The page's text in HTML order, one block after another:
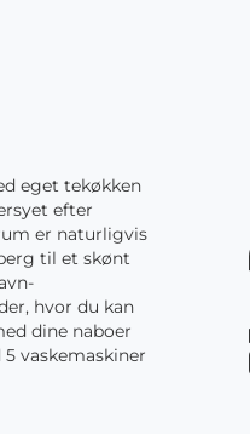
eget tekøkken
efter
er naturligvis
til et skønt
hvor du kan
dine naboer
vaskemaskiner